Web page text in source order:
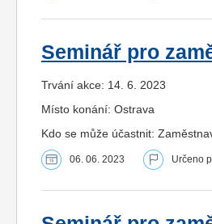
Seminář pro
Trvání akce: 14. 6. 2023
Místo konání: Ostrava
Kdo se může účastnit:
06. 06. 2023 Určeno